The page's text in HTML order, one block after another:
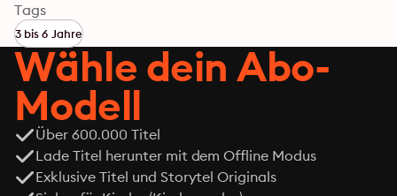
grenzüberschreitenden Verhalten Forschungsleiter Dr.
Wu. Darius und Kenji kehren ihrer Strafarbeit
unterdessen den Rücken und laufen durch das
Tunnelsystem der Insel.
Tags
3 bis 6 Jahre
Wähle dein Abo-
Modell
Über 600.000 Titel
Lade Titel herunter mit dem Offline Modus
Exklusive Titel und Storytel Originals